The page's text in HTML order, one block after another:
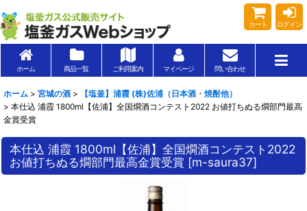
カート ログイン
ホーム 商品一覧 ご利用案内 マイページ 問い合わせ
ホーム > 宮城の酒 >
【塩釜】浦霞 (株)佐浦（日本酒・焼酎他）
> 本仕込 浦霞 1800ml【佐浦】全国燗酒コンテスト2022 お値打ちぬる燗部門最高
金賞受賞
本仕込 浦霞 1800ml【佐浦】全国燗酒コンテスト2022
お値打ちぬる燗部門最高金賞受賞 [m-saura37]